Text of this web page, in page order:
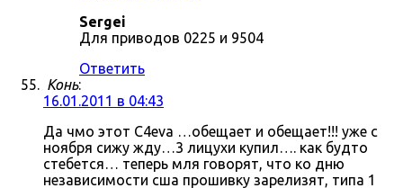
Sergei
Для приводов 0225 и 9504
Ответить
Конь:
16.01.2011 в 04:43
Да чмо этот C4eva …обещает и обещает!!! уже с
ноября сижу жду…3 лицухи купил…. как будто
стебется… теперь мля говорят, что ко дню
независимости сша прошивку зарелизят, типа 1